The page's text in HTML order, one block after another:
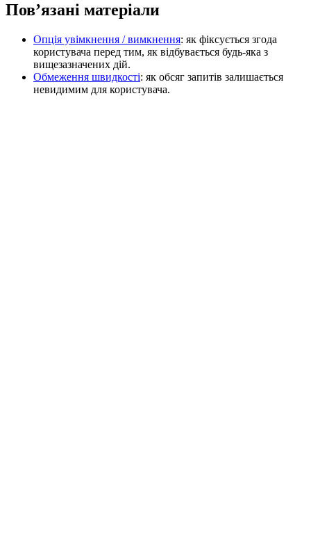
Пов’язані матеріали
Опція увімкнення / вимкнення: як фіксується згода
користувача перед тим, як відбувається будь-яка з
вищезазначених дій.
Обмеження швидкості: як обсяг запитів залишається
невидимим для користувача.